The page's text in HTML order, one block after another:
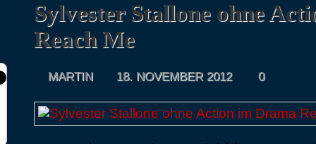
Sylvester Stallone ohne
Reach Me
MARTIN 18. NOVEMBER 2012 0